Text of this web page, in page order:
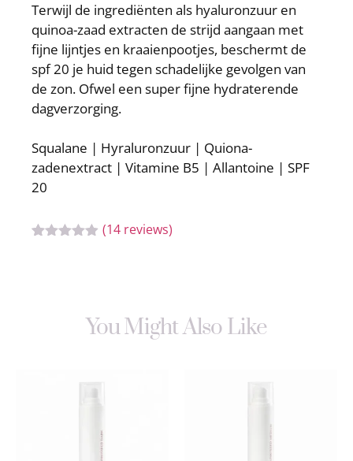
Terwijl de ingrediënten als hyaluronzuur en
quinoa-zaad extracten de strijd aangaan met
fijne lijntjes en kraaienpootjes, beschermt de
spf 20 je huid tegen schadelijke gevolgen van
de zon. Ofwel een super fijne hydraterende
dagverzorging.
Squalane | Hyraluronzuur | Quiona-
zadenextract | Vitamine B5 | Allantoine | SPF
20
(14 reviews)
You Might Also Like